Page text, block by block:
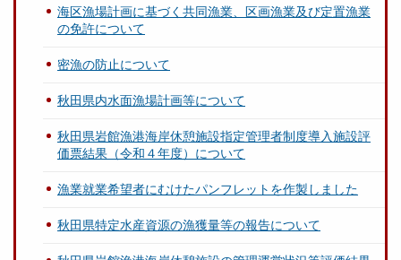
海区漁場計画に基づく共同漁業、区画漁業及び定置漁業
の免許について
密漁の防止について
秋田県内水面漁場計画等について
秋田県岩館漁港海岸休憩施設指定管理者制度導入施設評
価票結果（令和４年度）について
漁業就業希望者にむけたパンフレットを作製しました
秋田県特定水産資源の漁獲量等の報告について